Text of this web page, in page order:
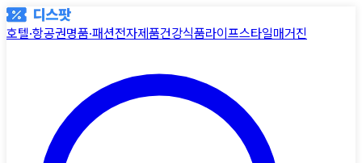
호텔·항공권명품·패션전자제품건강식품라이프스타일매거진